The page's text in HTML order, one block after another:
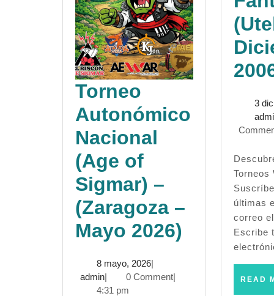
Torneo
Autonómico
Nacional
(Age of
Sigmar) –
(Zaragoza –
Mayo 2026) Torneo
Nacional
8 mayo, 20268
mayo,
|
adminadmin
| 0 Comment|
4:31 pm
3
Descubre más desde
Torneos
últimas
correo
Escribe
READ